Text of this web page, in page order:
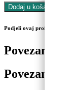
Dodaj u košaricu
Podjeli ovaj proizvod na
Povezani
Povezani